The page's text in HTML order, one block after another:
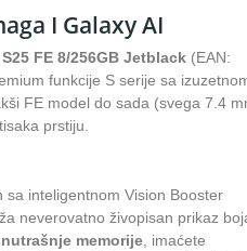
I Galaxy AI
FE 8/256GB Jetblack (EAN:
funkcije S serije sa
FE model do sada (svega 7.4
prstiju.
sa inteligentnom Vision Booster
neverovatno živopisan prikaz
memorije , imaćete